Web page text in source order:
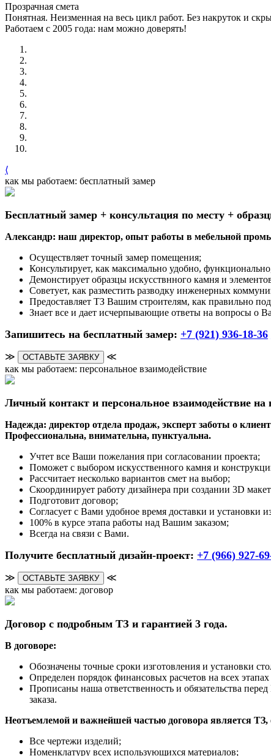
Прозрачная смета
Понятная. Неизменная на весь цикл работ. Без накруток и
Работаем с 2005 года: нам можно доверять!
⟨
как мы работаем: бесплатный замер
Бесплатный замер + консультация по месту +
Александр: наш директор, опыт работы в мебельной
Осуществляет точный замер помещения;
Консультирует, как максимально удобно,
Демонстирует образцы искусствнного камня и
Советует, как разместить разводку инженерных
Предоставляет ТЗ Вашим строителям, как правильно
Знает все и дает исчерпывающие ответы на вопросы о
Запишитесь на бесплатный замер: +7 (921) 936-18-36
≫ ОСТАВЬТЕ ЗАЯВКУ
≪
как мы работаем: персональное взаимодействие
Личный контакт и персональное взаимодействие на
Надежда: директор отдела продаж, эксперт заботы о
Профессиональна, внимательна, пунктуальна.
Учтет все Ваши пожелания при согласовании проекта;
Поможет с выбором искусственного камня и
Рассчитает несколько вариантов смет на выбор;
Скоординирует работу дизайнера при создании 3D
Подготовит договор;
Согласует с Вами удобное время доставки и установки
100% в курсе этапа работы над Вашим заказом;
Всегда на связи с Вами.
Получите бесплатный дизайн-проект: +7 (966) 927-
≫ ОСТАВЬТЕ ЗАЯВКУ
≪
как мы работаем: договор
Договор с подробным ТЗ и гарантией 3 года.
В договоре:
Обозначены точные сроки изготовления и установки
Определен порядок финансовых расчетов на всех
Прописаны наша ответственность и обязательства
заказа.
Неотъемлемой и важнейшей частью договора является ТЗ,
Все чертежи изделий;
Номенклатуру всех использующихся материалов;